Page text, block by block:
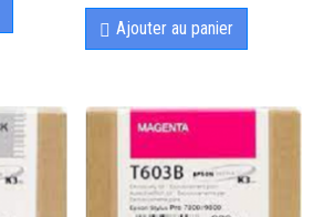
Ajouter au panier